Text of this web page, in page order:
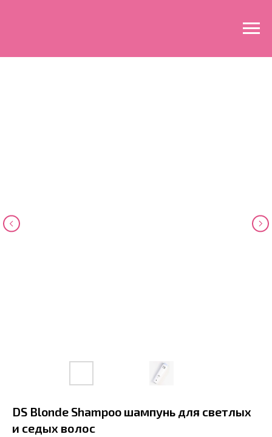
DS Blonde Shampoo шампунь для светлых
и седых волос